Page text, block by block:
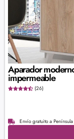
Aparador
impermeable
(26)
Envío gratuito a